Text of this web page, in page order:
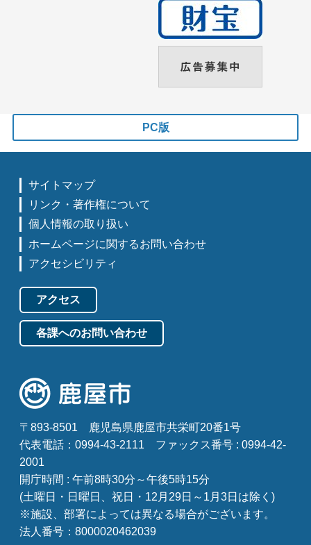
PC版
サイトマップ
リンク・著作権について
個人情報の取り扱い
ホームページに関するお問い合わせ
アクセシビリティ
アクセス
各課へのお問い合わせ
〒893-8501
鹿児島県鹿屋市共栄町20番1号
代表電話：0994-43-2111
ファックス番号 : 0994-42-
2001
開庁時間 : 午前8時30分～午後5時15分
(土曜日・日曜日、祝日・12月29日～1月3日は除く)
※施設、部署によっては異なる場合がございます。
法人番号：8000020462039